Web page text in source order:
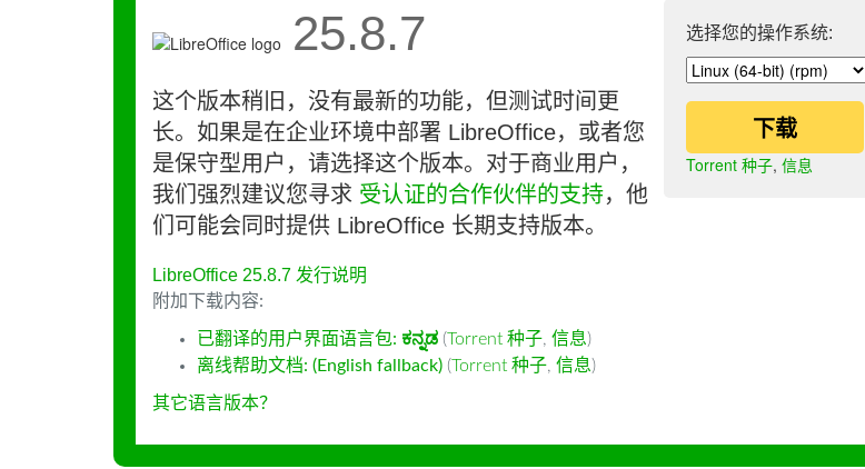
选择您的操作系统:
下载
Torrent 种子, 信息
25.8.7
这个版本稍旧，没有最新的功能，但测试时间更
长。如果是在企业环境中部署 LibreOffice，或者您
是保守型用户，请选择这个版本。对于商业用户，
我们强烈建议您寻求 受认证的合作伙伴的支持，他
们可能会同时提供 LibreOffice 长期支持版本。
LibreOffice 25.8.7 发行说明
附加下载内容:
已翻译的用户界面语言包: ಕನ್ನಡ (Torrent 种子, 信息)
离线帮助文档: (English fallback) (Torrent 种子, 信息)
其它语言版本？